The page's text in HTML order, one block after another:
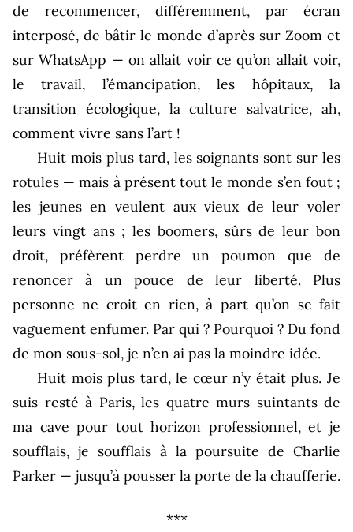
de recommencer, différemment, par écran
interposé, de bâtir le monde d’après sur Zoom et
sur WhatsApp — on allait voir ce qu’on allait voir,
le travail, l’émancipation, les hôpitaux, la
transition écologique, la culture salvatrice, ah,
comment vivre sans l’art !
Huit mois plus tard, les soignants sont sur les
rotules — mais à présent tout le monde s’en fout ;
les jeunes en veulent aux vieux de leur voler
leurs vingt ans ; les boomers, sûrs de leur bon
droit, préfèrent perdre un poumon que de
renoncer à un pouce de leur liberté. Plus
personne ne croit en rien, à part qu’on se fait
vaguement enfumer. Par qui ? Pourquoi ? Du fond
de mon sous-sol, je n’en ai pas la moindre idée.
Huit mois plus tard, le cœur n’y était plus. Je
suis resté à Paris, les quatre murs suintants de
ma cave pour tout horizon professionnel, et je
soufflais, je soufflais à la poursuite de Charlie
Parker — jusqu’à pousser la porte de la chaufferie.
***